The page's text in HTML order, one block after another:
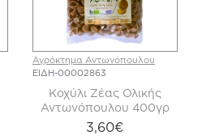
Αγρόκτημα Αντωνόπουλου
ΕΙΔΗ-00002863
Κοχύλι Ζέας Ολικής
Αντωνόπουλου 400γρ
3,60€